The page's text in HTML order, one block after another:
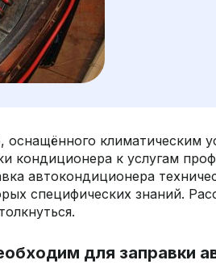
климатическим
кондиционера к услугам
автокондиционера
специфических знаний.
для заправки